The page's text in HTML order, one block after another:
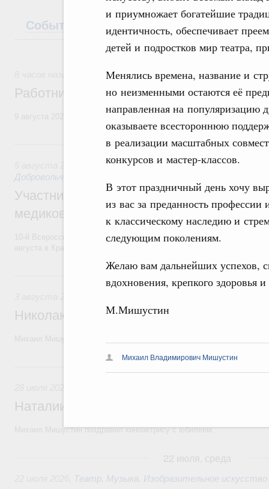
и приумножает богатейшие
идентичность, обеспечивает
детей и подростков мир театра,
Менялись времена, название и
но неизменными остаются её
направленная на популяризацию
оказываете всестороннюю
в реализации масштабных
конкурсов и мастер-классов.
В этот праздничный день хочу
из вас за преданность
к классическому наследию и
следующим поколениям.
Желаю вам дальнейших успехов,
вдохновения, крепкого здоровья
М.Мишустин
Михаил Владимирович Мишустин
События Интервью
Регулирование в сфере строительства
Работникам строительной отрасли
9 августа 2026 года отмечается профессиональный праздник –
5 августа, среда
Социальные инновации. Некоммерческие
Добровольчество и волонтёрство. Благотворительность
Участникам и гостям Всероссийского
медиков и медицинской молодёжи
10-й Всероссийский форум волонтёров-медиков и медицинской
3 августа, понедельник
Николаю Бурляеву, народному артисту
Наталии Белохвостиковой, народной
Михаил Мишустин поздравил киноактрису с юбилеем.
Театр. Музыка. Изобразительное искусство